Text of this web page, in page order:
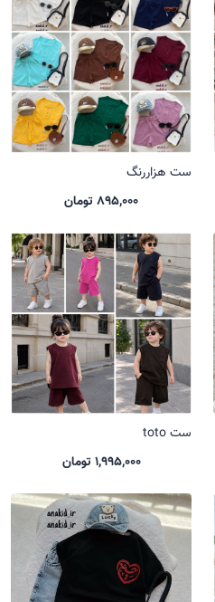
ست هزاررنگ
895,000 تومان
ست toto
1,995,000 تومان